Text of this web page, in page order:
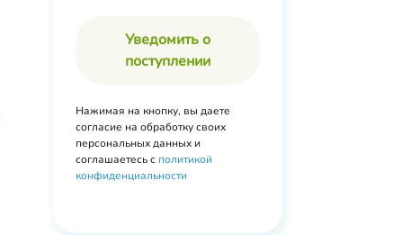
Уведомить о
поступлении
Нажимая на кнопку, вы даете
согласие на обработку своих
персональных данных и
соглашаетесь с политикой
конфиденциальности